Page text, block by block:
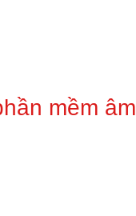
mềm